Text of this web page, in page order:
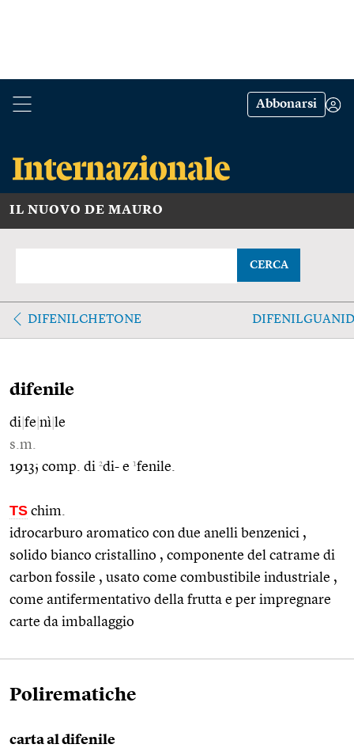
Abbonarsi
IL NUOVO DE MAURO
CERCA
DIFENILCHETONE
difenile
di fe nì le
s.m.
1913; comp. di 2di- e 1fenile.
TS chim.
idrocarburo aromatico con due anelli benzenici ,
solido bianco cristallino , componente del catrame di
carbon fossile , usato come combustibile industriale ,
come antifermentativo della frutta e per impregnare
carte da imballaggio
Polirematiche
carta al difenile